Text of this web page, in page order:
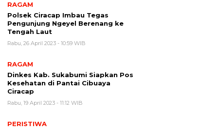
RAGAM
Polsek Ciracap Imbau Tegas
Pengunjung Ngeyel Berenang ke
Tengah Laut
Rabu, 26 April 2023 - 10:59 WIB
RAGAM
Dinkes Kab. Sukabumi Siapkan Pos
Kesehatan di Pantai Cibuaya
Ciracap
Rabu, 19 April 2023 - 11:12 WIB
PERISTIWA